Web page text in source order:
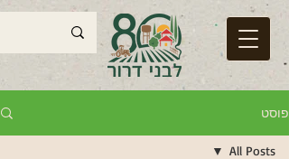
פוסט
All Posts